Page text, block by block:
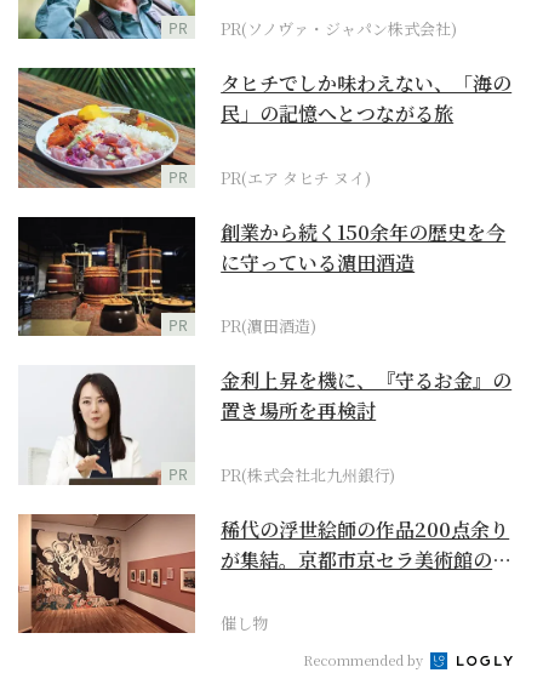
PR PR(ソノヴァ・ジャパン株式会社)
PR
タヒチでしか味わえない、「海の
民」の記憶へとつながる旅
PR(エア タヒチ ヌイ)
PR
創業から続く150余年の歴史を今
に守っている濵田酒造
PR(濵田酒造)
PR
金利上昇を機に、『守るお金』の
置き場所を再検討
PR(株式会社北九州銀行)
稀代の浮世絵師の作品200点余り
が集結。京都市京セラ美術館の
催し物
Recommended by